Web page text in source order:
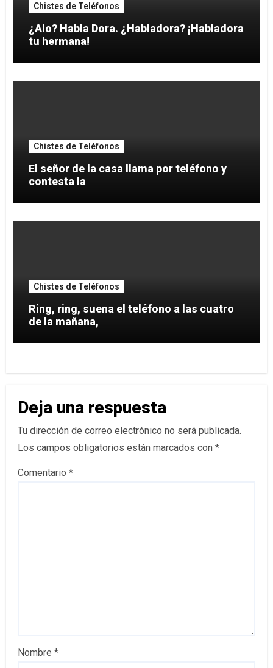
Chistes de Teléfonos
¿Alo? Habla Dora. ¿Habladora? ¡Habladora
tu hermana!
Chistes de Teléfonos
El señor de la casa llama por teléfono y
contesta la
Chistes de Teléfonos
Ring, ring, suena el teléfono a las cuatro
de la mañana,
Deja una respuesta
Tu dirección de correo electrónico no será publicada.
Los campos obligatorios están marcados con *
Comentario *
Nombre *